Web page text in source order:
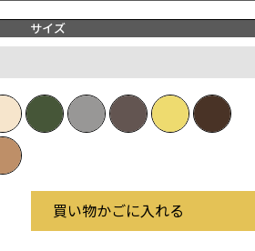
サイズ
買い物かごに入れる